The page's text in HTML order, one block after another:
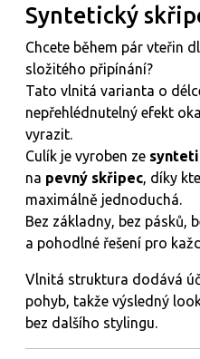
Syntetický
Chcete během pár vteřin
složitého připínání?
Tato vlnitá varianta o
nepřehlédnutelný efekt
vyrazit.
Culík je vyroben ze
na pevný skřipec, díky
maximálně jednoduchá.
Bez základny, bez pásků,
a pohodlné řešení pro
Vlnitá struktura dodává
pohyb, takže výsledný
bez dalšího stylingu.